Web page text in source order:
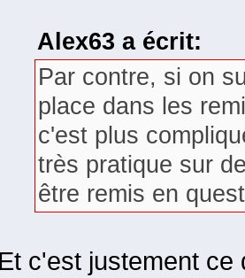
Alex63 a écrit:
Par contre, si on
place dans les
c'est plus
très pratique sur
être remis en
Et c'est justement ce